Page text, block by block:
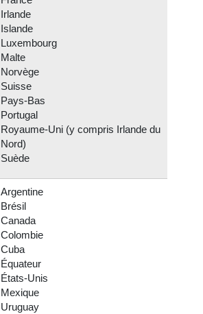
Irlande
Islande
Luxembourg
Malte
Norvège
Suisse
Pays-Bas
Portugal
Royaume-Uni (y compris Irlande du
Nord)
Suède
Argentine
Brésil
Canada
Colombie
Cuba
Équateur
États-Unis
Mexique
Uruguay